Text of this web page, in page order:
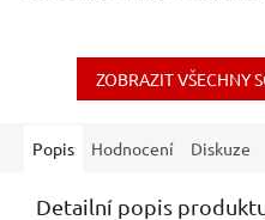
ZOBRAZIT VŠECHNY
Popis Hodnocení Diskuze
Detailní popis